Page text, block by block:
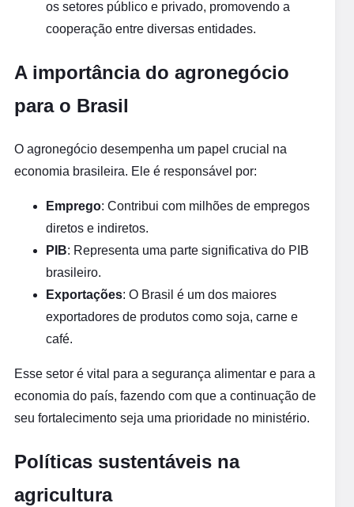
os setores público e privado, promovendo a
cooperação entre diversas entidades.
A importância do agronegócio
para o Brasil
O agronegócio desempenha um papel crucial na
economia brasileira. Ele é responsável por:
Emprego: Contribui com milhões de empregos
diretos e indiretos.
PIB: Representa uma parte significativa do PIB
brasileiro.
Exportações: O Brasil é um dos maiores
exportadores de produtos como soja, carne e
café.
Esse setor é vital para a segurança alimentar e para a
economia do país, fazendo com que a continuação de
seu fortalecimento seja uma prioridade no ministério.
Políticas sustentáveis na
agricultura